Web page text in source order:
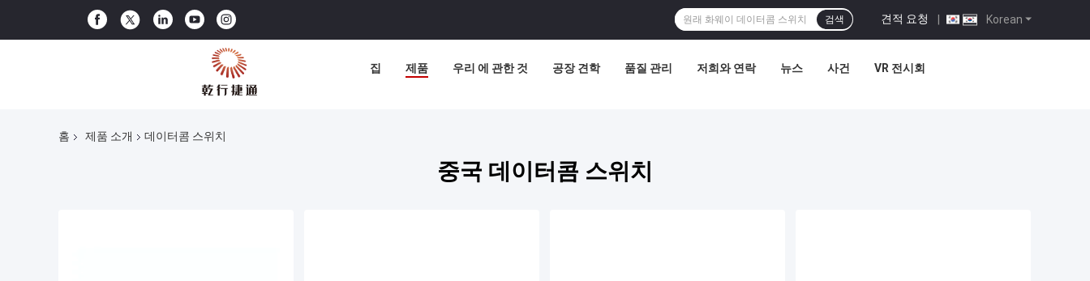
Korean
견적 요청 |
검색
집 제품 우리 에 관한 것 공장 견학 품질 관리 저희와 연락 뉴스 사건 VR 전시회
홈 제품 소개 데이터콤 스위치
중국 데이터콤 스위치